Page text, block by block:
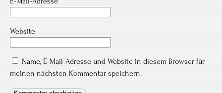
Website
Name, E-Mail-Adresse und Website in diesem Browser für
meinen nächsten Kommentar speichern.